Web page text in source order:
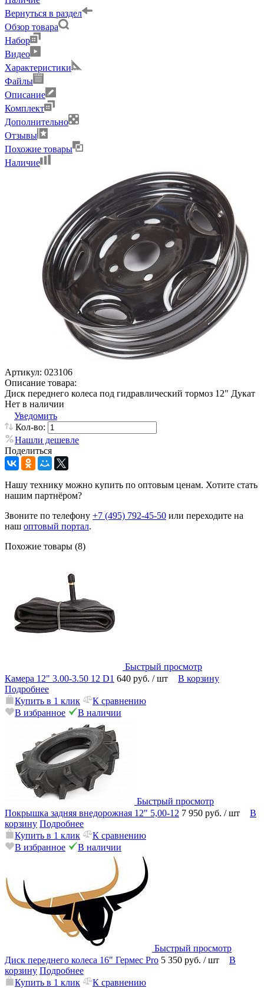
Вернуться в раздел
Обзор товара
Набор
Видео
Характеристики
Файлы
Описание
Комплект
Дополнительно
Отзывы
Похожие товары
Наличие
Артикул: 023106
Описание товара:
Диск переднего колеса под гидравлический тормоз 12" Дукат
Нет в наличии
Уведомить
Кол-во:
Нашли дешевле
Поделиться
Нашу технику можно купить по оптовым ценам. Хотите стать
нашим партнёром?
Звоните по телефону +7 (495) 792-45-50 или переходите на
наш оптовый портал.
Похожие товары (8)
Быстрый просмотр
Камера 12" 3.00-3.50 12 D1 640 руб. / шт
В корзину
Подробнее
Купить в 1 клик
К сравнению
В избранное
В наличии
Быстрый просмотр
Покрышка задняя внедорожная 12" 5,00-12 7 950 руб. / шт
В
корзину Подробнее
Купить в 1 клик
К сравнению
В избранное
В наличии
Быстрый просмотр
Диск переднего колеса 16" Гермес Pro 5 350 руб. / шт
В
корзину Подробнее
Купить в 1 клик
К сравнению